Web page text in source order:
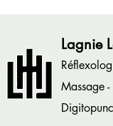
Lagnie
Massage -